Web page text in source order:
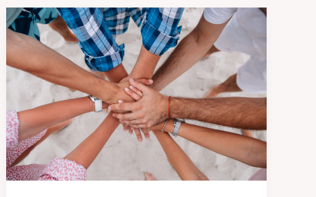
Changement
de
culture
–
Étudiant
BDE
et
sa
professeure,
engagés